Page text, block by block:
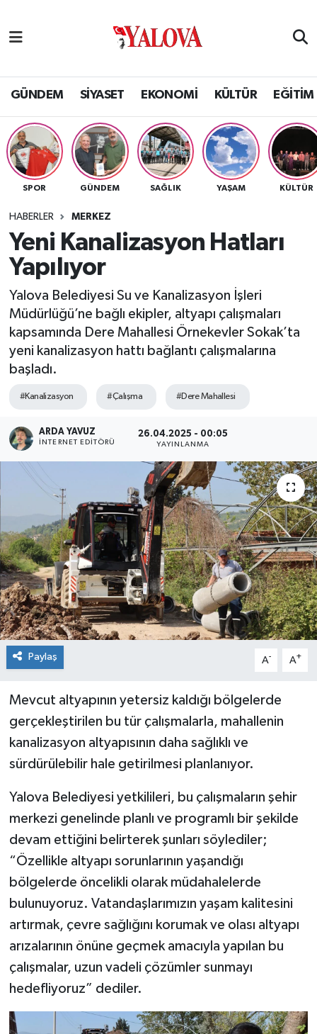
GÜNDEM SİYASET EKONOMİ KÜLTÜR EĞİTİM
SPOR GÜNDEM SAĞLIK YAŞAM KÜLTÜR
HABERLER MERKEZ
Yeni Kanalizasyon Hatları
Yapılıyor
Yalova Belediyesi Su ve Kanalizasyon İşleri
Müdürlüğü’ne bağlı ekipler, altyapı çalışmaları
kapsamında Dere Mahallesi Örnekevler Sokak’ta
yeni kanalizasyon hattı bağlantı çalışmalarına
başladı.
#Kanalizasyon #Çalışma #Dere Mahallesi
ARDA YAVUZ
İNTERNET EDITÖRÜ
26.04.2025 - 00:05
YAYINLANMA
Paylaş A- A+
Mevcut altyapının yetersiz kaldığı bölgelerde
gerçekleştirilen bu tür çalışmalarla, mahallenin
kanalizasyon altyapısının daha sağlıklı ve
sürdürülebilir hale getirilmesi planlanıyor.
Yalova Belediyesi yetkilileri, bu çalışmaların şehir
merkezi genelinde planlı ve programlı bir şekilde
devam ettiğini belirterek şunları söylediler;
“Özellikle altyapı sorunlarının yaşandığı
bölgelerde öncelikli olarak müdahalelerde
bulunuyoruz. Vatandaşlarımızın yaşam kalitesini
artırmak, çevre sağlığını korumak ve olası altyapı
arızalarının önüne geçmek amacıyla yapılan bu
çalışmalar, uzun vadeli çözümler sunmayı
hedefliyoruz” dediler.
SİYASET
EKONOMİ
KÜLTÜR
BİLİM VE TEKNOLOJİ
ASAYİŞ
SAĞLIK
SPOR
Yalova Nöbetçi Eczaneler
Yalova Hava Durumu
Yalova Namaz Vakitleri
Yalova Trafik Yoğunluk Haritası
Tüm Manşetler
Son Dakika Haberleri
Haber Arşivi